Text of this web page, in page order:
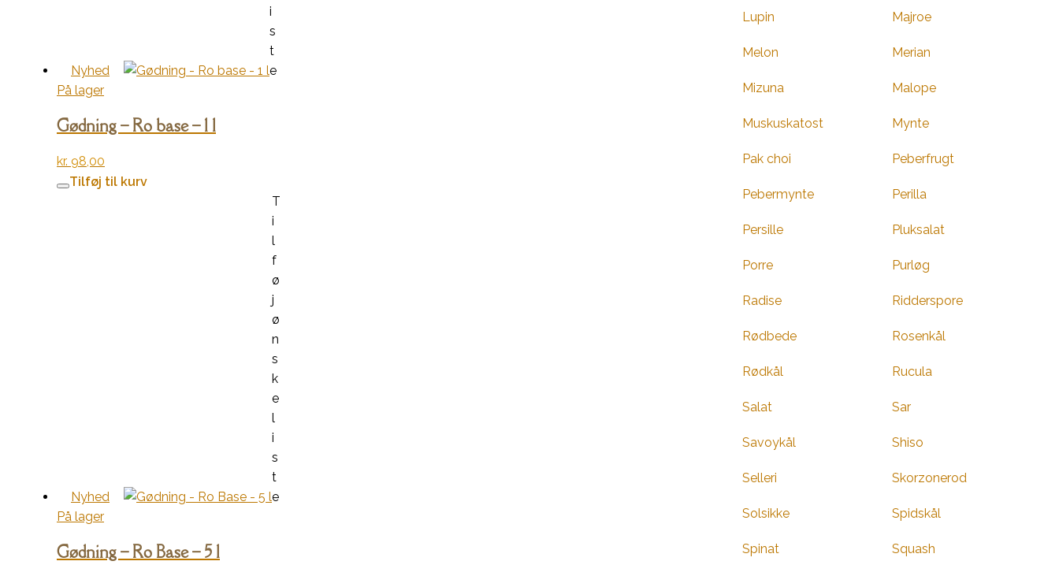
Nyhed
i
s
t
e
På lager
Gødning – Ro base – 1 l
kr. 98,00
Tilføj til kurv
Nyhed
T
i
l
f
ø
j
ø
n
s
k
e
l
i
s
t
e
På lager
Gødning – Ro Base – 5 l
Lupin Majroe
Melon Merian
Mizuna Malope
Muskuskatost Mynte
Pak choi Peberfrugt
Pebermynte Perilla
Persille Pluksalat
Porre Purløg
Radise Ridderspore
Rødbede Rosenkål
Rødkål Rucula
Salat Sar
Savoykål Shiso
Selleri Skorzonerod
Solsikke Spidskål
Spinat Squash